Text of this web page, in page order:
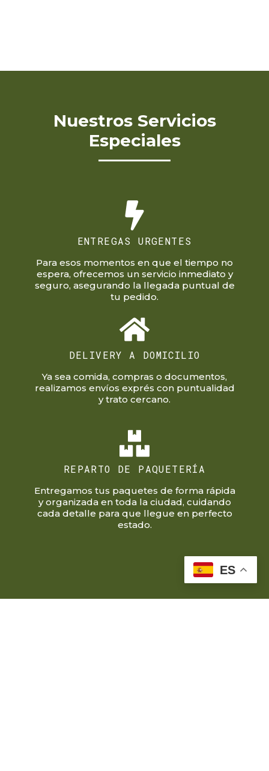
Nuestros Servicios
Especiales
ENTREGAS URGENTES
Para esos momentos en que el tiempo no
espera, ofrecemos un servicio inmediato y
seguro, asegurando la llegada puntual de
tu pedido.
DELIVERY A DOMICILIO
Ya sea comida, compras o documentos,
realizamos envíos exprés con puntualidad
y trato cercano.
REPARTO DE PAQUETERÍA
Entregamos tus paquetes de forma rápida
y organizada en toda la ciudad, cuidando
cada detalle para que llegue en perfecto
estado.
ES